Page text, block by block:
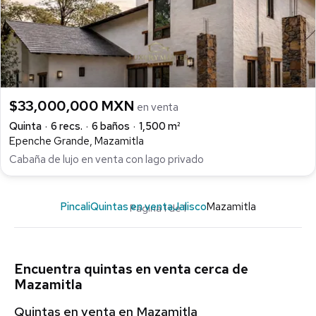
$33,000,000 MXN en venta
Quinta
6 recs. 6 baños
1,500 m²
Epenche Grande, Mazamitla
Cabaña de lujo en venta con lago privado
Página 1 de 1
PincaliQuintas en ventaJaliscoMazamitla
Encuentra quintas en venta cerca de
Mazamitla
Quintas en venta en Mazamitla